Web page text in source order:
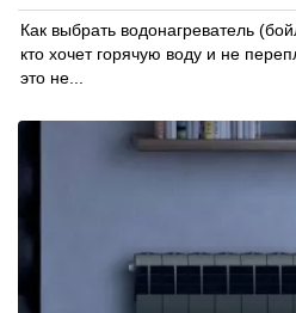
Как выбрать водонагреватель
кто хочет горячую воду и не
это не...